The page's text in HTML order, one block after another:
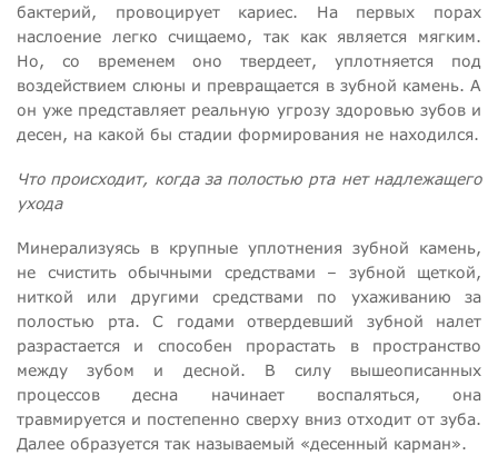
бактерий, провоцирует кариес. На первых порах
наслоение легко счищаемо, так как является мягким.
Но, со временем оно твердеет, уплотняется под
воздействием слюны и превращается в зубной камень. А
он уже представляет реальную угрозу здоровью зубов и
десен, на какой бы стадии формирования не находился.
Что происходит, когда за полостью рта нет надлежащего
ухода
Минерализуясь в крупные уплотнения зубной камень,
не счистить обычными средствами – зубной щеткой,
ниткой или другими средствами по ухаживанию за
полостью рта. С годами отвердевший зубной налет
разрастается и способен прорастать в пространство
между зубом и десной. В силу вышеописанных
процессов десна начинает воспаляться, она
травмируется и постепенно сверху вниз отходит от зуба.
Далее образуется так называемый «десенный карман».